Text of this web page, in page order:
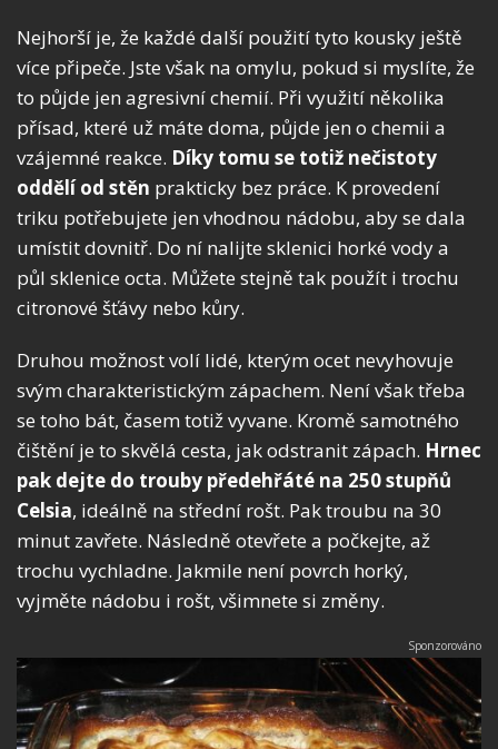
Nejhorší je, že každé další použití tyto kousky ještě
více připeče. Jste však na omylu, pokud si myslíte, že
to půjde jen agresivní chemií. Při využití několika
přísad, které už máte doma, půjde jen o chemii a
vzájemné reakce. Díky tomu se totiž nečistoty
oddělí od stěn prakticky bez práce. K provedení
triku potřebujete jen vhodnou nádobu, aby se dala
umístit dovnitř. Do ní nalijte sklenici horké vody a
půl sklenice octa. Můžete stejně tak použít i trochu
citronové šťávy nebo kůry.
Druhou možnost volí lidé, kterým ocet nevyhovuje
svým charakteristickým zápachem. Není však třeba
se toho bát, časem totiž vyvane. Kromě samotného
čištění je to skvělá cesta, jak odstranit zápach. Hrnec
pak dejte do trouby předehřáté na 250 stupňů
Celsia, ideálně na střední rošt. Pak troubu na 30
minut zavřete. Následně otevřete a počkejte, až
trochu vychladne. Jakmile není povrch horký,
vyjměte nádobu i rošt, všimnete si změny.